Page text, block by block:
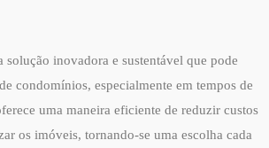
solução inovadora e sustentável que pode
condomínios, especialmente em tempos de
uma maneira eficiente de reduzir custos
os imóveis, tornando-se uma escolha cada